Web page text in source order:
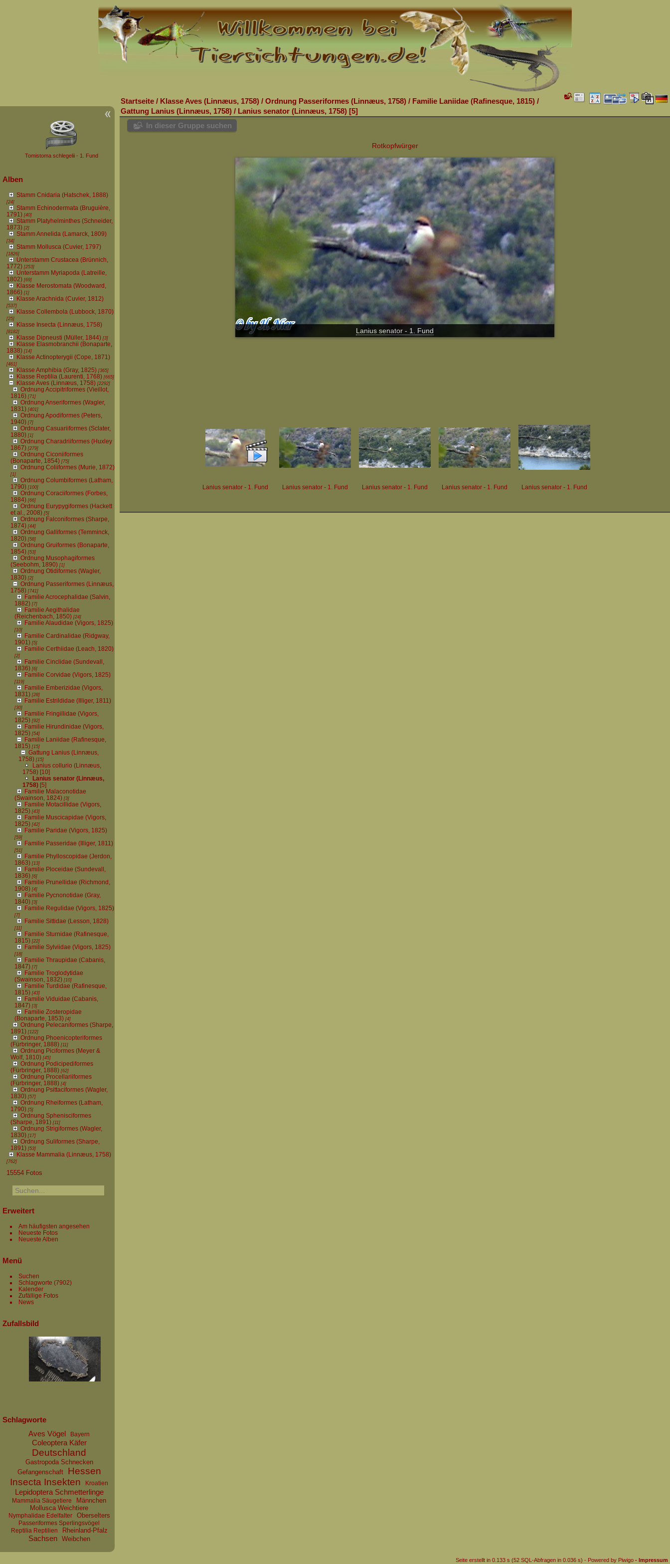
Tomistoma schlegelii - 1. Fund
Alben
Stamm Cnidaria (Hatschek, 1888)
[24]
Stamm Echinodermata (Bruguière,
1791)[40]
Stamm Platyhelminthes (Schneider,
1873)[2]
Stamm Annelida (Lamarck, 1809)
[34]
Stamm Mollusca (Cuvier, 1797)
[1826]
Unterstamm Crustacea (Brünnich,
1772)[253]
Unterstamm Myriapoda (Latreille,
1802)[69]
Klasse Merostomata (Woodward,
1866)[1]
Klasse Arachnida (Cuvier, 1812)
[537]
Klasse Collembola (Lubbock, 1870)
[25]
Klasse Insecta (Linnæus, 1758)
[8182]
Klasse Dipneusti (Müller, 1844)[3]
Klasse Elasmobranchii (Bonaparte,
1838)[14]
Klasse Actinopterygii (Cope, 1871)
[461]
Klasse Amphibia (Gray, 1825)[365]
Klasse Reptilia (Laurenti, 1768)[665]
Klasse Aves (Linnæus, 1758)[2292]
Ordnung Accipitriformes (Vieillot,
1816)[71]
Ordnung Anseriformes (Wagler,
1831)[401]
Ordnung Apodiformes (Peters,
1940)[7]
Ordnung Casuariiformes (Sclater,
1880)[1]
Ordnung Charadriiformes (Huxley
1867)[279]
Ordnung Ciconiiformes
(Bonaparte, 1854)[75]
Ordnung Coliiformes (Murie, 1872)
[1]
Ordnung Columbiformes (Latham,
1790)[100]
Ordnung Coraciiformes (Forbes,
1884)[66]
Ordnung Eurypygiformes (Hackett
et al., 2008)[5]
Ordnung Falconiformes (Sharpe,
1874)[44]
Ordnung Galliformes (Temminck,
1820)[58]
Ordnung Gruiformes (Bonaparte,
1854)[53]
Ordnung Musophagiformes
(Seebohm, 1890)[1]
Ordnung Otidiformes (Wagler,
1830)[2]
Ordnung Passeriformes (Linnæus,
1758)[741]
Familie Acrocephalidae (Salvin,
1882)[7]
Familie Aegithalidae
(Reichenbach, 1850)[24]
Familie Alaudidae (Vigors, 1825)
[10]
Familie Cardinalidae (Ridgway,
1901)[5]
Familie Certhiidae (Leach, 1820)
[2]
Familie Cinclidae (Sundevall,
1836)[6]
Familie Corvidae (Vigors, 1825)
[119]
Familie Emberizidae (Vigors,
1831)[28]
Familie Estrildidae (Illiger, 1811)
[30]
Familie Fringillidae (Vigors,
1825)[92]
Familie Hirundinidae (Vigors,
1825)[54]
Familie Laniidae (Rafinesque,
1815)[15]
Gattung Lanius (Linnæus,
1758) [15]
Lanius collurio (Linnæus,
1758)[10]
Lanius senator (Linnæus,
1758)[5]
Familie Malaconotidae
(Swainson, 1824)[3]
Familie Motacillidae (Vigors,
1825)[43]
Familie Muscicapidae (Vigors,
1825)[42]
Familie Paridae (Vigors, 1825)
[59]
Familie Passeridae (Illiger, 1811)
[51]
Familie Phylloscopidae (Jerdon,
1863)[13]
Familie Ploceidae (Sundevall,
1836)[6]
Familie Prunellidae (Richmond,
1908)[4]
Familie Pycnonotidae (Gray,
1840)[3]
Familie Regulidae (Vigors, 1825)
[7]
Familie Sittidae (Lesson, 1828)
[11]
Familie Sturnidae (Rafinesque,
1815)[22]
Familie Sylviidae (Vigors, 1825)
[18]
Familie Thraupidae (Cabanis,
1847)[7]
Familie Troglodytidae
(Swainson, 1832)[10]
Familie Turdidae (Rafinesque,
1815)[43]
Familie Viduidae (Cabanis,
1847)[3]
Familie Zosteropidae
(Bonaparte, 1853)[4]
Ordnung Pelecaniformes (Sharpe,
1891)[122]
Ordnung Phoenicopteriformes
(Fürbringer, 1888)[11]
Ordnung Piciformes (Meyer &
Wolf, 1810)[45]
Ordnung Podicipediformes
(Fürbringer, 1888)[62]
Ordnung Procellariiformes
(Fürbringer, 1888)[4]
Ordnung Psittaciformes (Wagler,
1830)[57]
Ordnung Rheiformes (Latham,
1790) [5]
Ordnung Sphenisciformes
(Sharpe, 1891)[11]
Ordnung Strigiformes (Wagler,
1830)[17]
Ordnung Suliformes (Sharpe,
1891)[53]
Klasse Mammalia (Linnæus, 1758)
[762]
15554 Fotos
Erweitert
Am häufigsten angesehen
Neueste Fotos
Neueste Alben
Menü
Suchen
Schlagworte (7902)
Kalender
Zufällige Fotos
News
Zufallsbild
Schlagworte
Aves Vögel
Bayern
Coleoptera Käfer
Deutschland
Gastropoda Schnecken
Gefangenschaft
Hessen
Insecta Insekten
Kroatien
Lepidoptera Schmetterlinge
Mammalia Säugetiere
Männchen
Mollusca Weichtiere
Nymphalidae Edelfalter Oberselters
Passeriformes Sperlingsvögel
Reptilia Reptilien
Rheinland-Pfalz
Sachsen Weibchen
Startseite / Klasse Aves (Linnæus, 1758) / Ordnung Passeriformes (Linnæus, 1758) / Familie Laniidae (Rafinesque, 1815) /
Gattung Lanius (Linnæus, 1758) / Lanius senator (Linnæus, 1758) 5
In dieser Gruppe suchen
Rotkopfwürger
Lanius senator - 1. Fund
Lanius senator - 1. Fund Lanius senator - 1. Fund Lanius senator - 1. Fund Lanius senator - 1. Fund Lanius senator - 1. Fund
Seite erstellt in 0.133 s (52 SQL-Abfragen in 0.036 s) - Powered by Piwigo - Impressum